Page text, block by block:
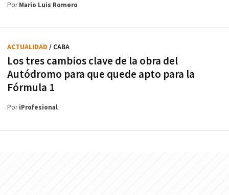
PorMario Luis Romero
Los tres cambios clave de la obra del
Autódromo para que quede apto para la
Fórmula 1
ACTUALIDAD / CABA
PoriProfesional